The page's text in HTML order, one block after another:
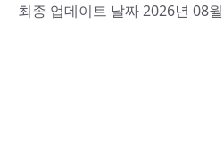
최종 업데이트 날짜 2026년 08